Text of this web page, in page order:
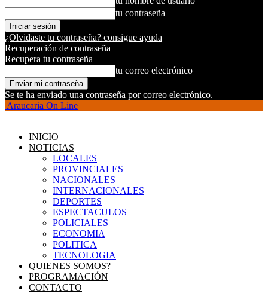
tu contraseña
¿Olvidaste tu contraseña? consigue ayuda
Recuperación de contraseña
Recupera tu contraseña
tu correo electrónico
Se te ha enviado una contraseña por correo electrónico.
Araucaria On Line
INICIO
NOTICIAS
LOCALES
PROVINCIALES
NACIONALES
INTERNACIONALES
DEPORTES
ESPECTACULOS
POLICIALES
ECONOMIA
POLITICA
TECNOLOGIA
QUIENES SOMOS?
PROGRAMACIÓN
CONTACTO